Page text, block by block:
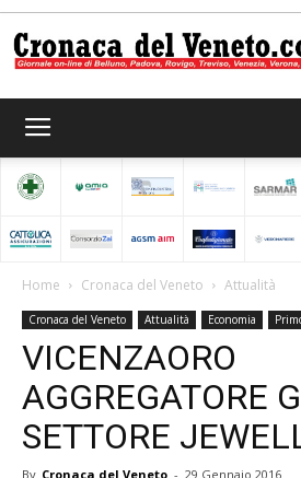
del
Veneto
Home Cronaca del Veneto Attualità
Cronaca del Veneto Attualità Economia
VICENZAORO
AGGREGATORE
SETTORE
By Cronaca del Veneto - 29 Gennaio 2016